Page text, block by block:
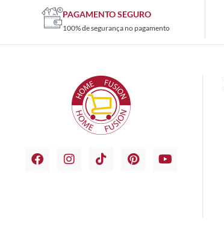
PAGAMENTO SEGURO
100% de segurança no pagamento